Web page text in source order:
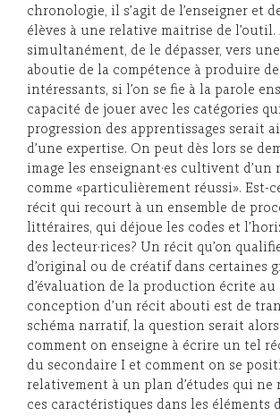
chronologie, il s’agit de l’enseigner et
élèves à une relative maitrise de l’outil.
simultanément, de le dépasser, vers
aboutie de la compétence à produire
intéressants, si l’on se fie à la parole
capacité de jouer avec les catégories
progression des apprentissages serait
d’une expertise. On peut dès lors se
image les enseignant·es cultivent d’un
comme «particulièrement réussi». Est-
récit qui recourt à un ensemble de
littéraires, qui déjoue les codes et
des lecteur·rices? Un récit qu’on
d’original ou de créatif dans certaines
d’évaluation de la production écrite au
conception d’un récit abouti est de
schéma narratif, la question serait
comment on enseigne à écrire un tel
du secondaire I et comment on se
relativement à un plan d’études qui ne
ces caractéristiques dans les éléments